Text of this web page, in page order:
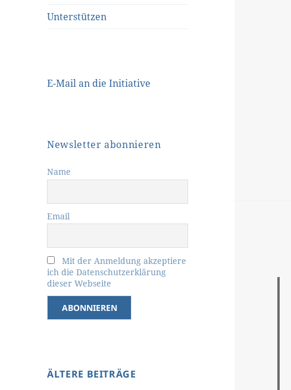
Unterstützen
E-Mail an die Initiative
Newsletter abonnieren
Name
Email
Mit der Anmeldung akzeptiere
ich die Datenschutzerklärung
dieser Webseite
ÄLTERE BEITRÄGE